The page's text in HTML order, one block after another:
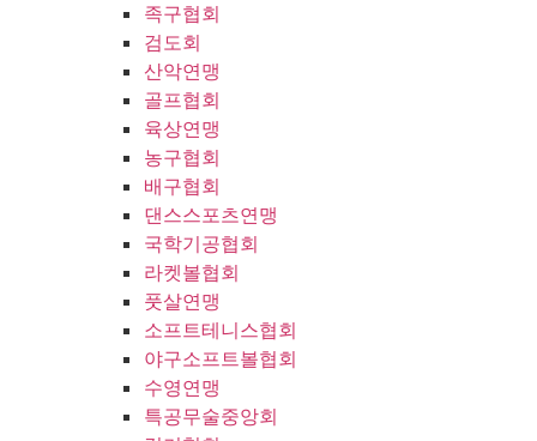
족구협회
검도회
산악연맹
골프협회
육상연맹
농구협회
배구협회
댄스스포츠연맹
국학기공협회
라켓볼협회
풋살연맹
소프트테니스협회
야구소프트볼협회
수영연맹
특공무술중앙회